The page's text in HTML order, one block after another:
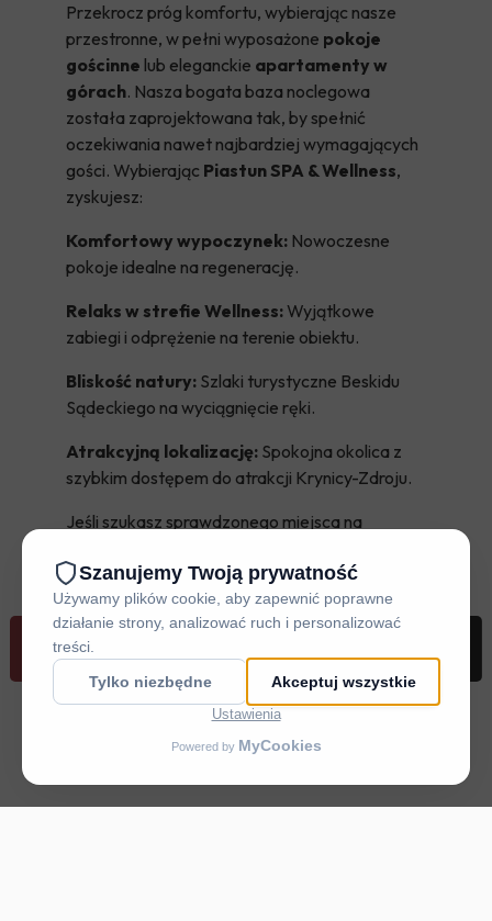
Przekrocz próg komfortu, wybierając nasze
przestronne, w pełni wyposażone pokoje
gościnne lub eleganckie apartamenty w
górach. Nasza bogata baza noclegowa
została zaprojektowana tak, by spełnić
oczekiwania nawet najbardziej wymagających
gości. Wybierając Piastun SPA & Wellness,
zyskujesz:
Komfortowy wypoczynek: Nowoczesne
pokoje idealne na regenerację.
Relaks w strefie Wellness: Wyjątkowe
zabiegi i odprężenie na terenie obiektu.
Bliskość natury: Szlaki turystyczne Beskidu
Sądeckiego na wyciągnięcie ręki.
Atrakcyjną lokalizację: Spokojna okolica z
szybkim dostępem do atrakcji Krynicy-Zdroju.
Jeśli szukasz sprawdzonego miejsca na
noclegów w Krynicy-Zdrojujest właśnie dla
Ciebie. Połącz aktywny wypoczynek na szlaku
z niezrównanym relaksem w strefie Spa &
Wellness.
Sprawdź dostępność terminów i
zarezerwuj swój wyjątkowy pobyt w
Krynicy-Zdroju już teraz!
REZERWUJ